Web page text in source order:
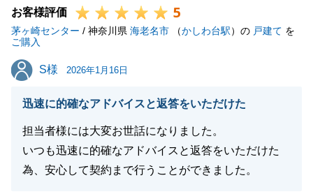
閉じる
お客様評価 5
茅ヶ崎センター / 神奈川県 海老名市 （かしわ台駅）の 戸建て を
ご購入
S様
S様 2026年1月16日
迅速に的確なアドバイスと返答をいただけた
担当者様には大変お世話になりました。
いつも迅速に的確なアドバイスと返答をいただけた
為、安心して契約まで行うことができました。